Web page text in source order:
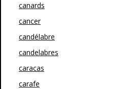
canards
cancer
candélabre
candelabres
caracas
carafe